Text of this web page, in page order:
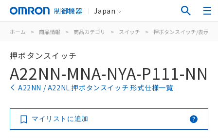
制御機器 Japan
ホーム > 商品情報 > 商品カテゴリ > スイッチ > 押ボタンスイッチ/表示灯
押ボタンスイッチ
A22NN-MNA-NYA-P111-NN
A22NN / A22NL 押ボタンスイッチ 形式仕様一覧
マイリストに追加